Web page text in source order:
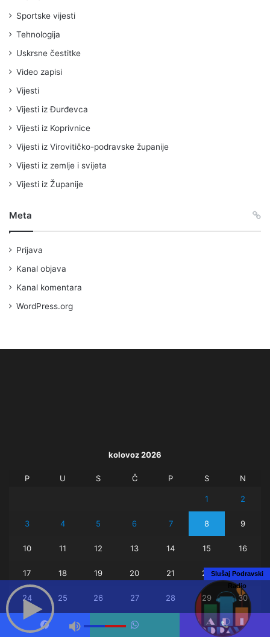
Sportske vijesti
Tehnologija
Uskrsne čestitke
Video zapisi
Vijesti
Vijesti iz Đurđevca
Vijesti iz Koprivnice
Vijesti iz Virovitičko-podravske županije
Vijesti iz zemlje i svijeta
Vijesti iz Županije
Meta
Prijava
Kanal objava
Kanal komentara
WordPress.org
kolovoz 2026
P U S Č P S N
1 2
3 4 5 6 7 8 9
10 11 12 13 14 15 16
17 18 19 20 21 22 23
24 25 26 27 28 29 30
31
Slušaj Podravski
Radio